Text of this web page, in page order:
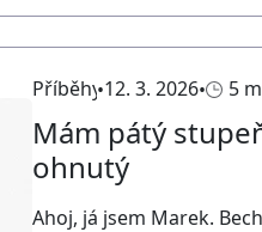
Příběhy12. 3. 2026 5
Mám pátý
ohnutý
Ahoj, já jsem Marek.